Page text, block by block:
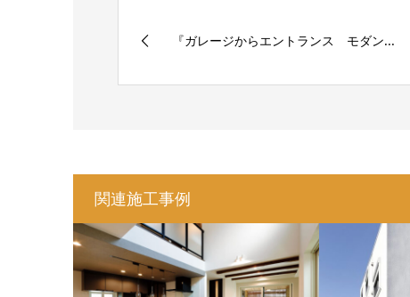
『ガレージからエントランス モダン...
関連施工事例